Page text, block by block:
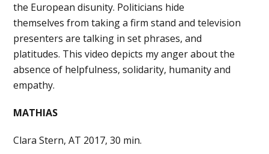
the European disunity. Politicians hide
themselves from taking a firm stand and television
presenters are talking in set phrases, and
platitudes. This video depicts my anger about the
absence of helpfulness, solidarity, humanity and
empathy.
MATHIAS
Clara Stern, AT 2017, 30 min.